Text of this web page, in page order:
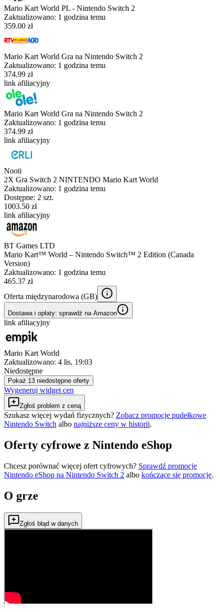
Mario Kart World PL - Nintendo Switch 2
Zaktualizowano: 1 godzina temu
359.00 zł
Mario Kart World Gra na Nintendo Switch 2
Zaktualizowano: 1 godzina temu
374.99 zł
link afiliacyjny
Mario Kart World Gra na Nintendo Switch 2
Zaktualizowano: 1 godzina temu
374.99 zł
link afiliacyjny
Nooti
2X Gra Switch 2 NINTENDO Mario Kart World
Zaktualizowano: 1 godzina temu
Dostępne: 2 szt.
1003.50 zł
link afiliacyjny
BT Games LTD
Mario Kart™ World – Nintendo Switch™ 2 Edition (Canada
Version)
Zaktualizowano: 1 godzina temu
465.37 zł
Oferta międzynarodowa (GB)
Dostawa i opłaty: sprawdź na Amazon
link afiliacyjny
Mario Kart World
Zaktualizowano: 4 lis, 19:03
Niedostępne
Pokaż 13 niedostępne oferty
Wygeneruj widget cen
Zgłoś problem z ceną
Szukasz więcej wydań fizycznych? Zobacz promocje pudełkowe
Nintendo Switch albo najniższe ceny w historii.
Oferty cyfrowe z Nintendo eShop
Chcesz porównać więcej ofert cyfrowych? Sprawdź promocje
Nintendo eShop na Nintendo Switch 2 albo kończące się promocje.
O grze
Zgłoś błąd w danych